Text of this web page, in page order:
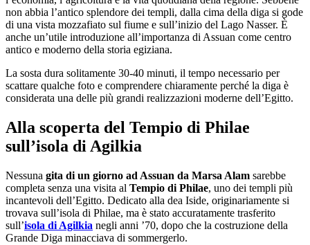
non abbia l’antico splendore dei templi, dalla cima della diga si gode
di una vista mozzafiato sul fiume e sull’inizio del Lago Nasser. È
anche un’utile introduzione all’importanza di Assuan come centro
antico e moderno della storia egiziana.
La sosta dura solitamente 30-40 minuti, il tempo necessario per
scattare qualche foto e comprendere chiaramente perché la diga è
considerata una delle più grandi realizzazioni moderne dell’Egitto.
Alla scoperta del Tempio di Philae
sull’isola di Agilkia
Nessuna gita di un giorno ad Assuan da Marsa Alam sarebbe
completa senza una visita al Tempio di Philae, uno dei templi più
incantevoli dell’Egitto. Dedicato alla dea Iside, originariamente si
trovava sull’isola di Philae, ma è stato accuratamente trasferito
sull’isola di Agilkia negli anni ’70, dopo che la costruzione della
Grande Diga minacciava di sommergerlo.